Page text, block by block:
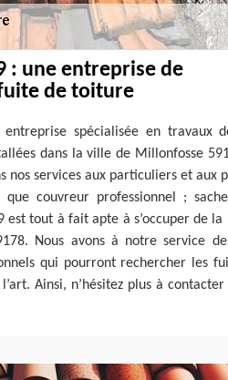
: une entreprise de
de toiture
spécialisée en travaux
dans la ville de Millonfosse
nos services aux particuliers et aux
couvreur professionnel ;
est tout à fait apte à s’occuper de la
Nous avons à notre service
qui pourront rechercher les
Ainsi, n’hésitez plus à